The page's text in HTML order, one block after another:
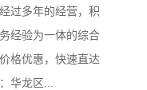
过多年的经营，积
经验为一体的综合
格优惠，快速直达
华龙区...